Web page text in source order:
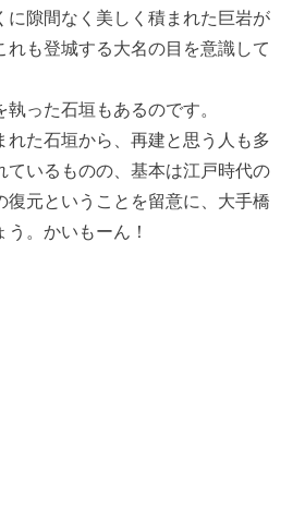
に隙間なく美しく積まれた巨岩が
れも登城する大名の目を意識して
った石垣もあるのです。
れた石垣から、再建と思う人も多
ているものの、基本は江戸時代の
復元ということを留意に、大手橋
。かいもーん！